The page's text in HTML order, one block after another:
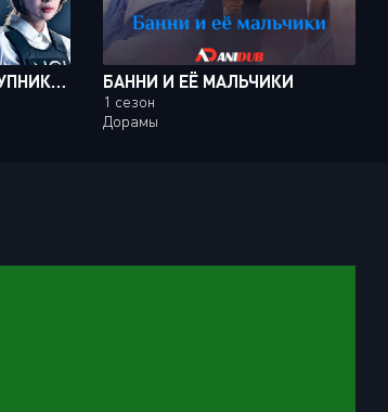
МЫСЛИТЬ КАК ПРЕСТУПНИК / CRIMINAL MINDS [20 ИЗ 20] БАННИ И ЕЁ МАЛЬЧИКИ
1 сезон
Дорамы